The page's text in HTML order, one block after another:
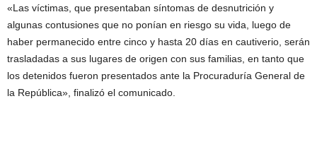
«Las víctimas, que presentaban síntomas de desnutrición y
algunas contusiones que no ponían en riesgo su vida, luego de
haber permanecido entre cinco y hasta 20 días en cautiverio, serán
trasladadas a sus lugares de origen con sus familias, en tanto que
los detenidos fueron presentados ante la Procuraduría General de
la República», finalizó el comunicado.